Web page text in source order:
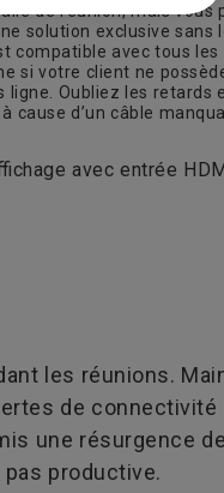
de réunion, mais vous
solution exclusive sans
compatible avec tous les
si votre client ne
ligne. Oubliez les retards
d’un câble
avec entrée
les réunions.
de connectivité
une résurgence
productive.